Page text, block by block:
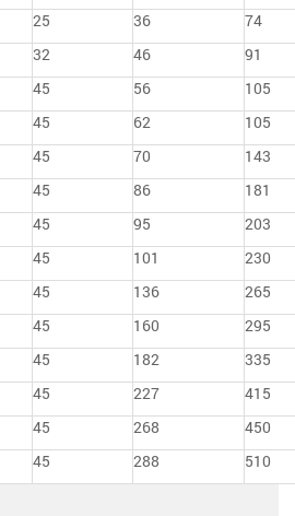
25 36
74
32 46
91
45 56
105
45 62
105
45 70
143
45 86
181
45 95
203
45 101
230
45 136
265
45 160
295
45 182
335
45 227
415
45 268
450
45 288 510